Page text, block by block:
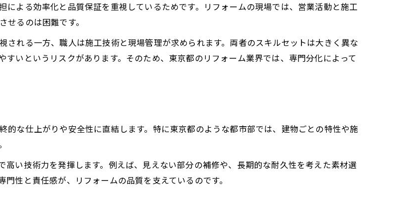
職での成果がキャリアアップに直結する理由
ォーム営業の歩合制が与えるメリットと課題
と職人のキャリアパスの違いを比較検証
よる効率化と品質保証を重視しているためです。リフォームの現場では、営業活動と施工
るのは困難です。
される一方、職人は施工技術と現場管理が求められます。両者のスキルセットは大きく異な
すいというリスクがあります。そのため、東京都のリフォーム業界では、専門分化によって
的な仕上がりや安全性に直結します。特に東京都のような都市部では、建物ごとの特性や施
い技術力を発揮します。例えば、見えない部分の補修や、長期的な耐久性を考えた素材選
性と責任感が、リフォームの品質を支えているのです。